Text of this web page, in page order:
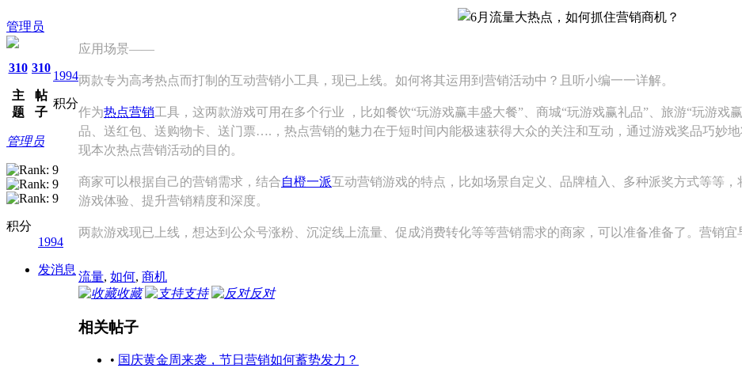
管理员
310
主
题
310
帖
子
1994
积分
管理员
积分
1994
发消息
应用场景——
两款专为高考热点而打制的互动营销小工具，现已上线。如何将其运用到营销活动中？且听小编一一详解。
作为热点营销工具，这两款游戏可用在多个行业 ，比如餐饮“玩游戏赢丰盛大餐”、商城“玩游戏赢礼品”、旅游“玩游戏
品、送红包、送购物卡、送门票….，热点营销的魅力在于短时间内能极速获得大众的关注和互动，通过游戏奖品巧妙
现本次热点营销活动的目的。
商家可以根据自己的营销需求，结合自橙一派互动营销游戏的特点，比如场景自定义、品牌植入、多种派奖方式等等
游戏体验、提升营销精度和深度。
两款游戏现已上线，想达到公众号涨粉、沉淀线上流量、促成消费转化等等营销需求的商家，可以准备准备了。营销宜
流量, 如何, 商机
收藏
支持 反对
相关帖子
• 国庆黄金周来袭，节日营销如何蓄势发力？